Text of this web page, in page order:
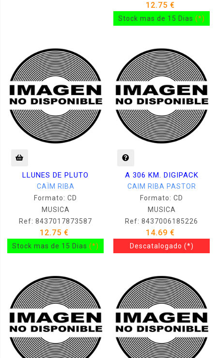
12.75 €
Stock mas de 15 Dias (*)
LLUNES DE PLUTO
CAÏM RIBA
Formato: CD
MUSICA
Ref: 8437017873587
12.75 €
Stock mas de 15 Dias (*)
A 306 KM. DIGIPACK
CAIM RIBA PASTOR
Formato: CD
MUSICA
Ref: 8437006185226
14.69 €
Descatalogado (*)